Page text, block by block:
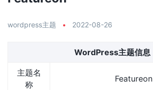
wordpress主题 • 2022-08-26
WordPress主题信息
主题名
称
Featureon